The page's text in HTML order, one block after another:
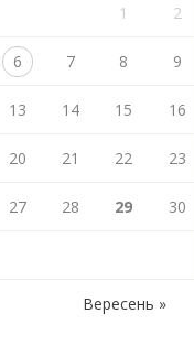
1 2
6 7 8 9
13 14 15 16
20 21 22 23
27 28 29 30
Вересень »